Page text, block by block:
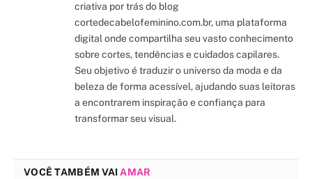
criativa por trás do blog
cortedecabelofeminino.com.br, uma plataforma
digital onde compartilha seu vasto conhecimento
sobre cortes, tendências e cuidados capilares.
Seu objetivo é traduzir o universo da moda e da
beleza de forma acessível, ajudando suas leitoras
a encontrarem inspiração e confiança para
transformar seu visual.
VOCÊ TAMBÉM VAI AMAR